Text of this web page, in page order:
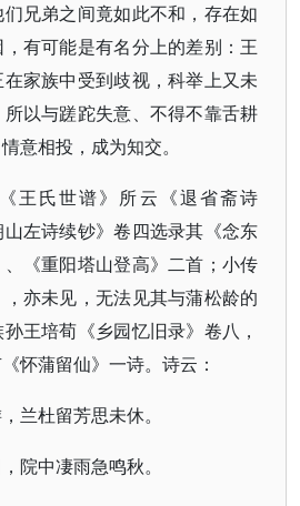
兄弟之间竟如此不和，存在如
有可能是有名分上的差别：王
家族中受到歧视，科举上又未
以与蹉跎失意、不得不靠舌耕
意相投，成为知交。
王氏世谱》所云《退省斋诗
左诗续钞》卷四选录其《念东
《重阳塔山登高》二首；小传
亦未见，无法见其与蒲松龄的
王培荀《乡园忆旧录》卷八，
怀蒲留仙》一诗。诗云：
兰杜留芳思未休。
院中凄雨急鸣秋。